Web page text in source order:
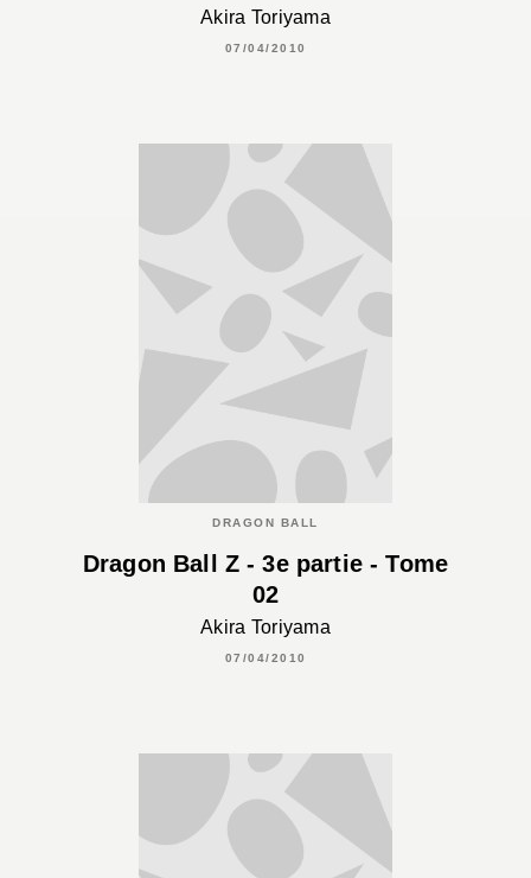
Akira Toriyama
07/04/2010
DRAGON BALL
Dragon Ball Z - 3e partie - Tome
02
Akira Toriyama
07/04/2010